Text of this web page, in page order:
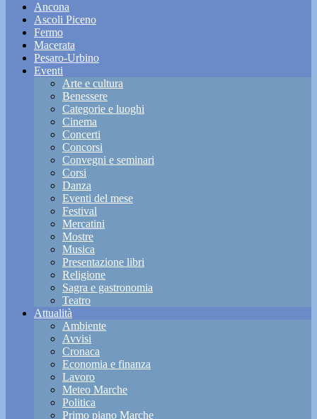
Ancona
Ascoli Piceno
Fermo
Macerata
Pesaro-Urbino
Eventi
Arte e cultura
Benessere
Categorie e luoghi
Cinema
Concerti
Concorsi
Convegni e seminari
Corsi
Danza
Eventi del mese
Festival
Mercatini
Mostre
Musica
Presentazione libri
Religione
Sagra e gastronomia
Teatro
Attualità
Ambiente
Avvisi
Cronaca
Economia e finanza
Lavoro
Meteo Marche
Politica
Primo piano Marche